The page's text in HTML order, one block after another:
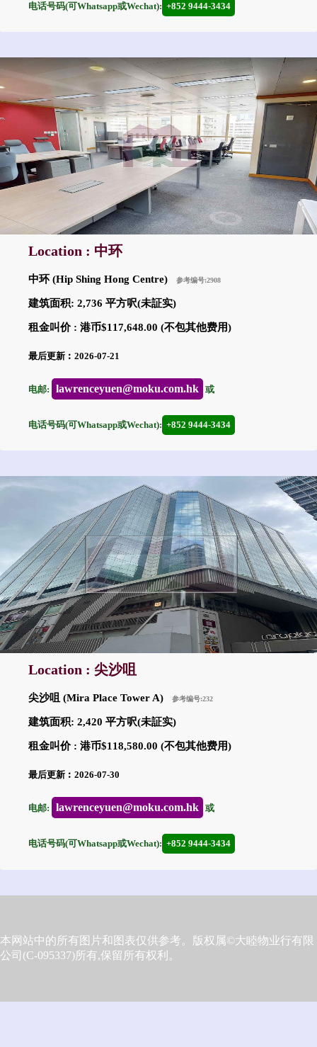
电话号码(可Whatsapp或Wechat): +852 9444-3434
Location : 中环
中环 (Hip Shing Hong Centre) 参考编号:2908
建筑面积: 2,736 平方呎(未証实)
租金叫价 : 港币$117,648.00 (不包其他费用)
最后更新︰2026-07-21
电邮: lawrenceyuen@moku.com.hk 或
电话号码(可Whatsapp或Wechat): +852 9444-3434
Location : 尖沙咀
尖沙咀 (Mira Place Tower A) 参考编号:232
建筑面积: 2,420 平方呎(未証实)
租金叫价 : 港币$118,580.00 (不包其他费用)
最后更新︰2026-07-30
电邮: lawrenceyuen@moku.com.hk 或
电话号码(可Whatsapp或Wechat): +852 9444-3434
本网站中的所有图片和图表仅供参考。版权属©大睦物业行有限
公司(C-095337)所有,保留所有权利。